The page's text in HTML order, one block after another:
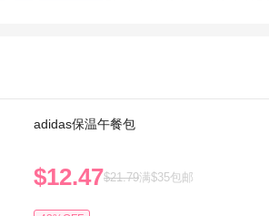
adidas保温午餐包
$12.47$21.79满$35包邮